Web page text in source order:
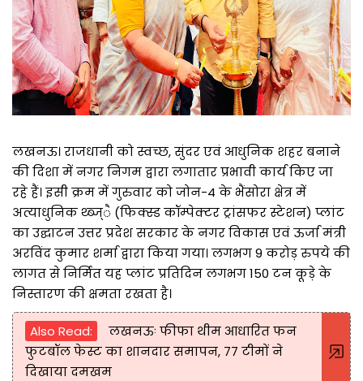
लखनऊ। राजधानी को स्वच्छ, सुंदर एवं आधुनिक शहर बनाने
की दिशा में नगर निगम द्वारा लगातार प्रभावी कार्य किए जा
रहे हैं। इसी क्रम में गुरुवार को जोन-4 के भैंसोरा क्षेत्र में
अत्याधुनिक थ्ब्ज्ै (फिक्स्ड कॉम्पेक्टर ट्रांसफर स्टेशन) प्लांट
का उद्घाटन उत्तर प्रदेश सरकार के नगर विकास एवं ऊर्जा मंत्री
अरविंद कुमार शर्मा द्वारा किया गया। लगभग 9 करोड़ रुपये की
लागत से निर्मित यह प्लांट प्रतिदिन लगभग 150 टन कूड़े के
निस्तारण की क्षमता रखता है।
Also Read:
लखनऊः फीफा थीम आधारित फन
फुटबॉल फेस्ट का शानदार समापन, 77 टीमों ने
दिखाया दमखम